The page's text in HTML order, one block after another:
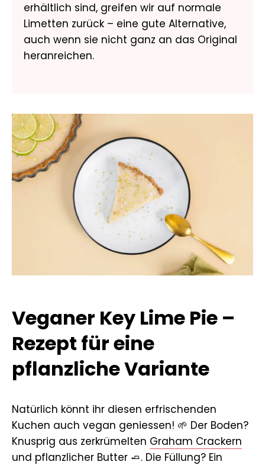
erhältlich sind, greifen wir auf normale
Limetten zurück – eine gute Alternative,
auch wenn sie nicht ganz an das Original
heranreichen.
Veganer Key Lime Pie –
Rezept für eine
pflanzliche Variante
Natürlich könnt ihr diesen erfrischenden
Kuchen auch vegan geniessen! 🌱 Der Boden?
Knusprig aus zerkrümelten Graham Crackern
und pflanzlicher Butter 🧈. Die Füllung? Ein